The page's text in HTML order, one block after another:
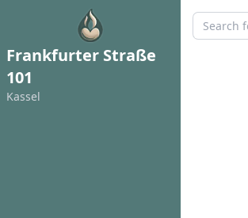
Frankfurter Straße
101
Kassel